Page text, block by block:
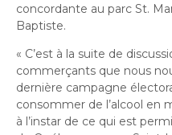
concordante au parc St.
Baptiste.
« C’est à la suite de
commerçants que nous
dernière campagne
consommer de l’alcool en
à l’instar de ce qui est